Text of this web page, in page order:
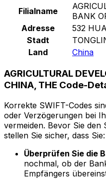
Filialname
BANK
Adresse
532
Stadt
Land
China
AGRICULTURAL
CHINA, THE Code-
Korrekte SWIFT-Codes
oder Verzögerungen bei
vermeiden. Bevor Sie den
stellen Sie sicher, dass Sie:
Überprüfen Sie die
nochmal, ob der
Empfängers